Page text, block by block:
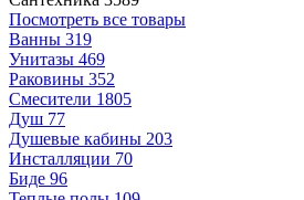
Посмотреть все товары
Ванны 319
Унитазы 469
Раковины 352
Смесители 1805
Душ 77
Душевые кабины 203
Инсталляции 70
Биде 96